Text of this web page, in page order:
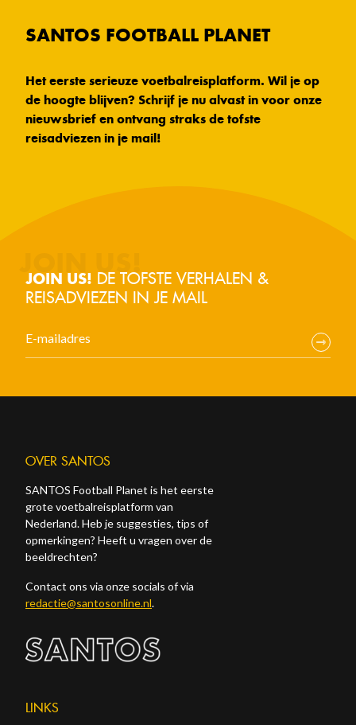
SANTOS FOOTBALL PLANET
Het eerste serieuze voetbalreisplatform. Wil je op
de hoogte blijven? Schrijf je nu alvast in voor onze
nieuwsbrief en ontvang straks de tofste
reisadviezen in je mail!
JOIN US! DE TOFSTE VERHALEN &
REISADVIEZEN IN JE MAIL
OVER SANTOS
SANTOS Football Planet is het eerste
grote voetbalreisplatform van
Nederland. Heb je suggesties, tips of
opmerkingen? Heeft u vragen over de
beeldrechten?
Contact ons via onze socials of via
redactie@santosonline.nl.
LINKS